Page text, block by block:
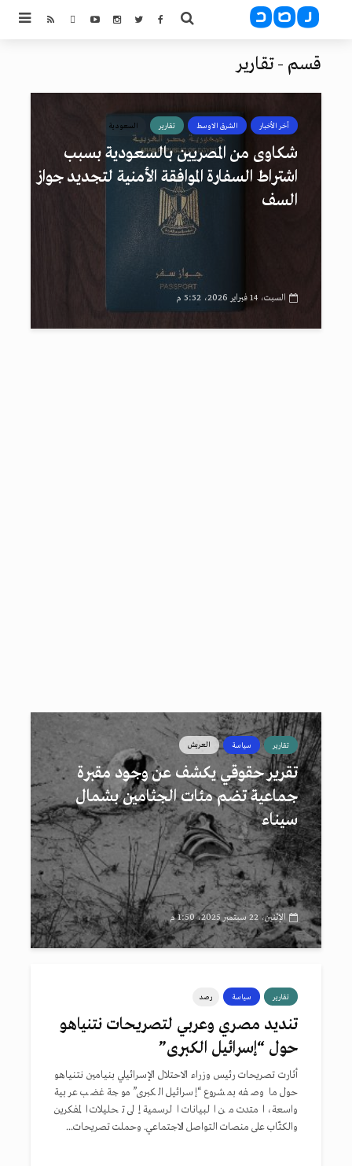
قسم - تقارير
أخر الأخبار الشرق الاوسط تقارير السعودية
شكاوى من المصريين بالسعودية بسبب
اشتراط السفارة الموافقة الأمنية لتجديد جواز
السف
السبت، 14 فبراير 2026، 5:52 م
تقارير سياسة العريش
تقرير حقوقي يكشف عن وجود مقبرة
جماعية تضم مئات الجثامين بشمال
سيناء
الإثنين، 22 سبتمبر 2025، 1:50 م
تقارير سياسة رصد
تنديد مصري وعربي لتصريحات نتنياهو
حول “إسرائيل الكبرى”
أثارت تصريحات رئيس وزراء الاحتلال الإسرائيلي بنيامين نتنياهو
حول ما وصفه بمشروع “إسرائيل الكبرى” موجة غضب عربية
واسعة، امتدت من البيانات الرسمية إلى تحليلات المفكرين
والكتّاب على منصات التواصل الاجتماعي. وحملت تصريحات...